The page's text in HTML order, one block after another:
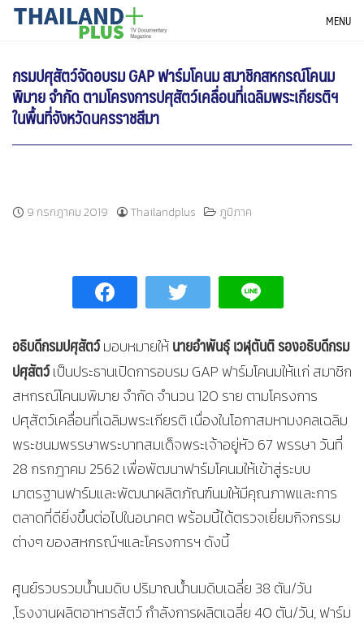
SkipTHAILANDPLUS NEWS MENU
กรมปศุสัตว์จัดอบรม GAP ฟาร์มโคนม สมาชิกสหกรณ์โคนม
พิมาย จำกัด ตามโครงการปศุสัตว์เคลื่อนที่เฉลิมพระเกียรติฯ
ในพื้นที่จังหวัดนครราชสีมา
9 กรกฎาคม 2019 Thailandplus ภูมิภาค
อธิบดีกรมปศุสัตว์มอบหมายให้นายอำพันธุ์ เวฬุตันติ รองอธิบดีกรม
ปศุสัตว์เป็นประธานเปิดการอบรม GAP ฟาร์มโคนมให้เเก่ สมาชิก
สหกรณ์โคนมพิมาย จำกัด จำนวน 120 ราย ตามโครงการ
ปศุสัตว์เคลื่อนที่เฉลิมพระเกียรติ เนื่องในโอกาสมหามงคลเฉลิม
พระชนมพรรษาพระบาทสมเด็จพระเจ้าอยู่หัว 67 พรรษา วันที่
28 กรกฎาคม 2562 เพื่อพัฒนาฟาร์มโคนมให้เข้าสู่ระบบ
มาตรฐานฟาร์มและพัฒนาผลิตภัณฑ์นมให้มีคุณภาพและการ
ตลาดที่ดียิ่งขึ้นต่อไปในอนาคต พร้อมนี้ได้ตรวจเยี่ยมกิจกรรม
ต่างๆ ของสหกรณ์ฯและโครงการฯ ดังนี้
ศูนย์รวบรวมน้ำนมดิบ ปริมาณน้ำนมดิบเฉลี่ย 38 ตัน/วัน
,โรงงานผลิตอาหารสัตว์ กำลังการผลิตเฉลี่ย 40 ตัน/วัน, ฟาร์ม